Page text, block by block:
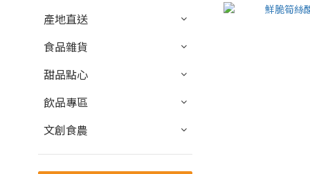
產地直送
食品雜貨
甜品點心
飲品專區
文創食農